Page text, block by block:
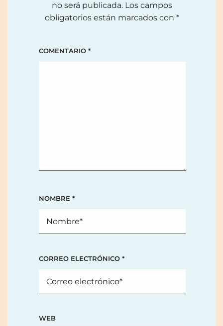
no será publicada. Los campos
obligatorios están marcados con*
COMENTARIO *
NOMBRE *
CORREO ELECTRÓNICO *
WEB